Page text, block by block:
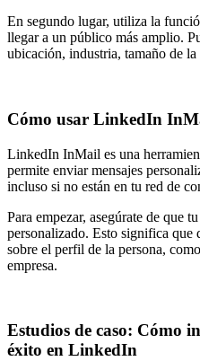
En segundo lugar, utiliza la
llegar a un público más amplio.
ubicación, industria, tamaño de la
Cómo usar LinkedIn
LinkedIn InMail es una
permite enviar mensajes
incluso si no están en tu red de
Para empezar, asegúrate de que
personalizado. Esto significa que
sobre el perfil de la persona,
empresa.
Estudios de caso: Cómo
éxito en LinkedIn